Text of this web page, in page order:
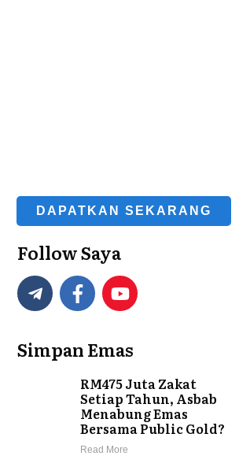
DAPATKAN SEKARANG
Follow Saya
Simpan Emas
RM475 Juta Zakat
Setiap Tahun, Asbab
Menabung Emas
Bersama Public Gold?
Read More